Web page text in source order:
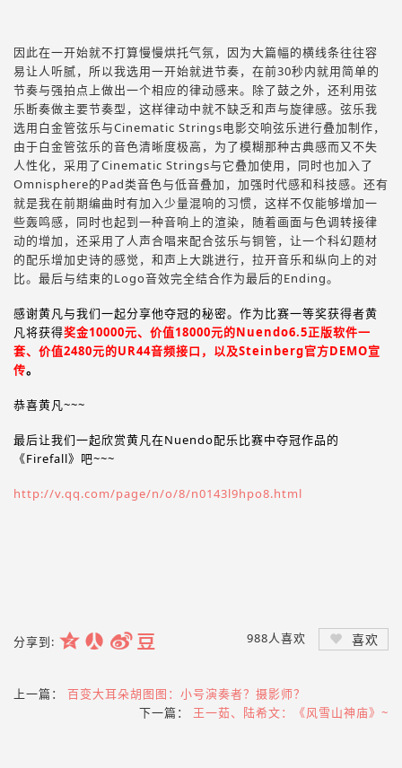
因此在一开始就不打算慢慢烘托气氛，因为大篇幅的横线条往往容
易让人听腻，所以我选用一开始就进节奏，在前30秒内就用简单的
节奏与强拍点上做出一个相应的律动感来。除了鼓之外，还利用弦
乐断奏做主要节奏型，这样律动中就不缺乏和声与旋律感。弦乐我
选用白金管弦乐与Cinematic Strings电影交响弦乐进行叠加制作，
由于白金管弦乐的音色清晰度极高，为了模糊那种古典感而又不失
人性化，采用了Cinematic Strings与它叠加使用，同时也加入了
Omnisphere的Pad类音色与低音叠加，加强时代感和科技感。还有
就是我在前期编曲时有加入少量混响的习惯，这样不仅能够增加一
些轰鸣感，同时也起到一种音响上的渲染，随着画面与色调转接律
动的增加，还采用了人声合唱来配合弦乐与铜管，让一个科幻题材
的配乐增加史诗的感觉，和声上大跳进行，拉开音乐和纵向上的对
比。最后与结束的Logo音效完全结合作为最后的Ending。
感谢黄凡与我们一起分享他夺冠的秘密。作为比赛一等奖获得者黄
凡将获得奖金10000元、价值18000元的Nuendo6.5正版软件一
套、价值2480元的UR44音频接口 ，以及Steinberg官方DEMO宣
传。
恭喜黄凡~~~
最后让我们一起欣赏黄凡在Nuendo配乐比赛中夺冠作品的
《Firefall》吧~~~
http://v.qq.com/page/n/o/8/n0143l9hpo8.html
分享到: 988人喜欢 喜欢
上一篇： 百变大耳朵胡图图：小号演奏者？摄影师？
下一篇： 王一茹、陆希文：《风雪山神庙》~